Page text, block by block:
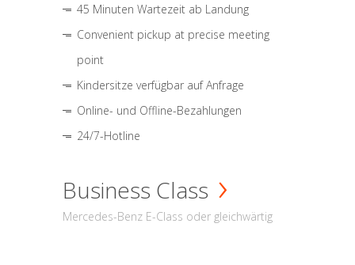
45 Minuten Wartezeit ab Landung
Convenient pickup at precise meeting
point
Kindersitze verfügbar auf Anfrage
Online- und Offline-Bezahlungen
24/7-Hotline
Business Class
Mercedes-Benz E-Class oder gleichwärtig